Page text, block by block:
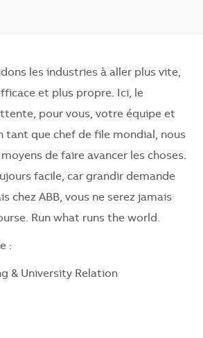
les industries à aller plus vite,
et plus propre. Ici, le
pour vous, votre équipe et
tant que chef de file mondial, nous
de faire avancer les choses.
facile, car grandir demande
chez ABB, vous ne serez jamais
Run what runs the world.
:
& University Relation